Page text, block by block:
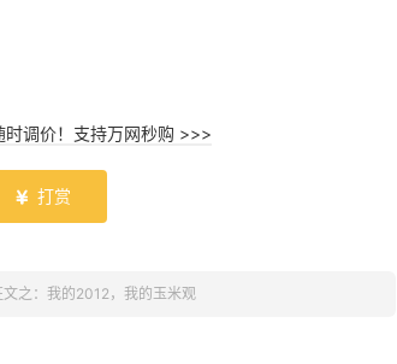
调价！支持万网秒购 >>>
 打赏
之：我的2012，我的玉米观